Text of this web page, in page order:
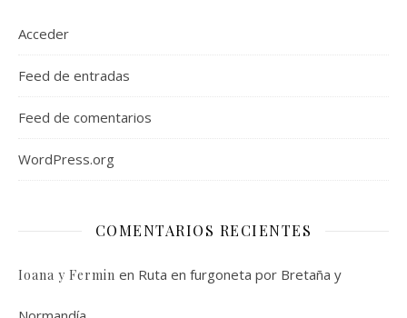
Acceder
Feed de entradas
Feed de comentarios
WordPress.org
COMENTARIOS RECIENTES
Ioana y Fermin en Ruta en furgoneta por Bretaña y